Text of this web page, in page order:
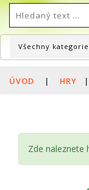
ÚVOD | HRY |
Zde naleznete